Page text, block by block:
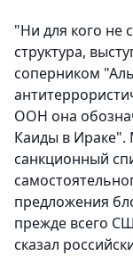
"Ни для кого не
структура,
соперником
ООН она
Каиды в Ираке".
санкционный
предложения
прежде всего
сказал